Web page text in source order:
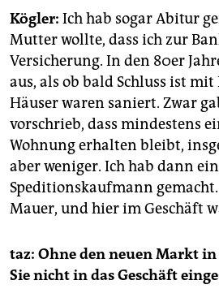
Kögler: Ich hab sogar Abitur
Mutter wollte, dass ich zur
Versicherung. In den 80er
aus, als ob bald Schluss ist
Häuser waren saniert. Zwar
vorschrieb, dass mindestens
Wohnung erhalten bleibt,
aber weniger. Ich hab dann
Speditionskaufmann
Mauer, und hier im Geschäft
taz: Ohne den neuen Markt
Sie nicht in das Geschäft